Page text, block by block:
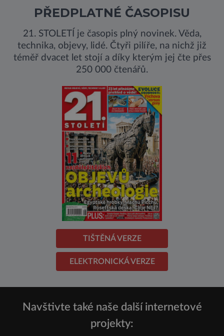
PŘEDPLATNÉ ČASOPISU
21. STOLETÍ je časopis plný novinek. Věda,
technika, objevy, lidé. Čtyři pilíře, na nichž již
téměř dvacet let stojí a díky kterým jej čte přes
250 000 čtenářů.
TIŠTĚNÁ VERZE
ELEKTRONICKÁ VERZE
Navštivte také naše další internetové
projekty: